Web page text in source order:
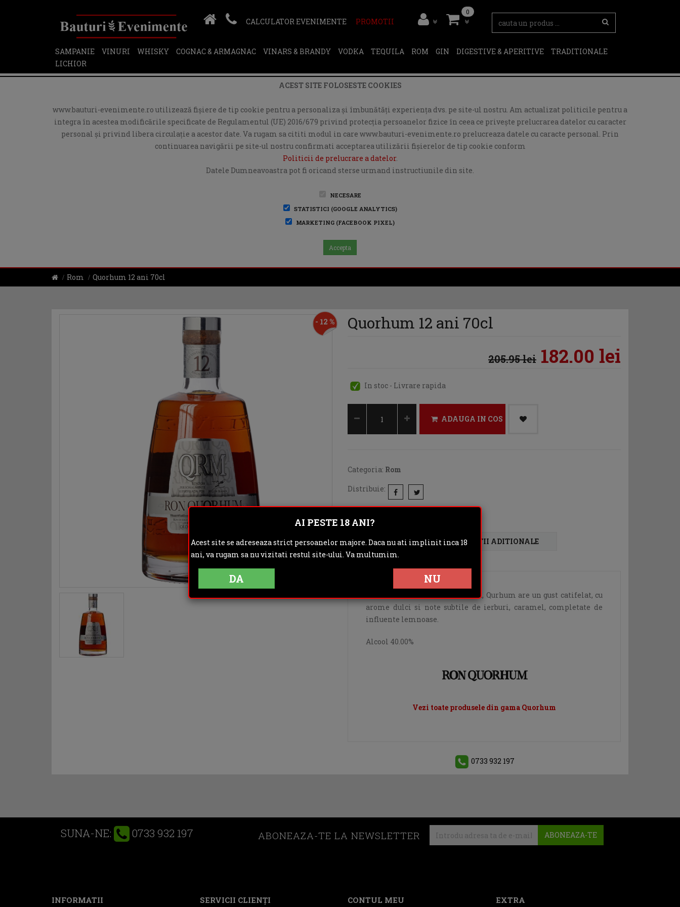
CALCULATOR EVENIMENTE PROMOTII
0
SAMPANIE VINURI WHISKY COGNAC & ARMAGNAC VINARS & BRANDY VODKA TEQUILA ROM GIN DIGESTIVE & APERITIVE
TRADITIONALE
LICHIOR
ACEST SITE FOLOSESTE COOKIES
www.bauturi-evenimente.ro utilizează fişiere de tip cookie pentru a personaliza și îmbunătăți experiența dvs. pe site-ul nostru. Am actualizat politicile pentru a
integra în acestea modificările specificate de Regulamentul (UE) 2016/679 privind protecția persoanelor fizice în ceea ce privește prelucrarea datelor cu caracter
personal și privind libera circulație a acestor date. Va rugam sa cititi modul in care www.bauturi-evenimente.ro prelucreaza datele cu caracte personal. Prin
continuarea navigării pe site-ul nostru confirmati acceptarea utilizării fişierelor de tip cookie conform
Politicii de prelucrare a datelor.
Datele Dumneavoastra pot fi oricand sterse urmand instructiunile din site.
NECESARE
STATISTICI (GOOGLE ANALYTICS)
MARKETING (FACEBOOK PIXEL)
Accepta
Rom Quorhum 12 ani 70cl
- 12 % Quorhum 12 ani 70cl
205.95 lei 182.00 lei
In stoc - Livrare rapida
ADAUGA IN COS
Categoria: Rom
Distribuie:
DESCRIERE INFORMATII ADITIONALE
Rom dominican invechit 12 ani, Qurhum are un gust catifelat, cu
arome dulci si note subtile de ierburi, caramel, completate de
influente lemnoase.
Alcool 40.00%
Vezi toate produsele din gama Quorhum
0733 932 197
SUNA-NE: 0733 932 197 ABONEAZA-TE LA NEWSLETTER ABONEAZA-TE
INFORMATII SERVICII CLIENŢI CONTUL MEU EXTRA
AI PESTE 18 ANI?
Acest site se adreseaza strict persoanelor majore. Daca nu ati implinit inca 18
ani, va rugam sa nu vizitati restul site-ului. Va multumim.
DA NU